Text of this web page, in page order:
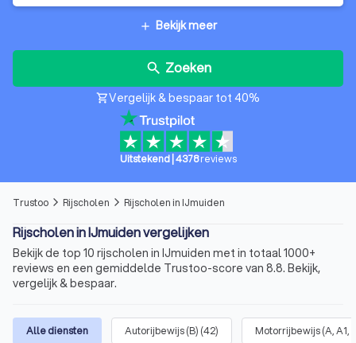
add Bekijk meer
search Zoeken
shopping_cartVergelijk & bespaar tot 40%
Uitstekend| 4378 reviews
Trustoo arrow_forward_ios Rijscholen arrow_forward_ios Rijscholen in IJmuiden
Rijscholen in IJmuiden vergelijken
Bekijk de top 10 rijscholen in IJmuiden met in totaal 1000+
reviews en een gemiddelde Trustoo-score van 8.8. Bekijk,
vergelijk & bespaar.
Alle diensten Autorijbewijs (B) (42) Motorrijbewijs (A, A1,